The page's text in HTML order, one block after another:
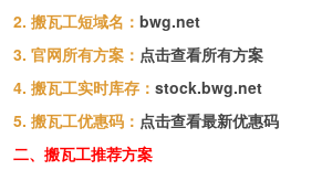
2. 搬瓦工短域名： bwg.net
3. 官网所有方案： 点击查看所有方案
4. 搬瓦工实时库存： stock.bwg.net
5. 搬瓦工优惠码： 点击查看最新优惠码
二、搬瓦工推荐方案